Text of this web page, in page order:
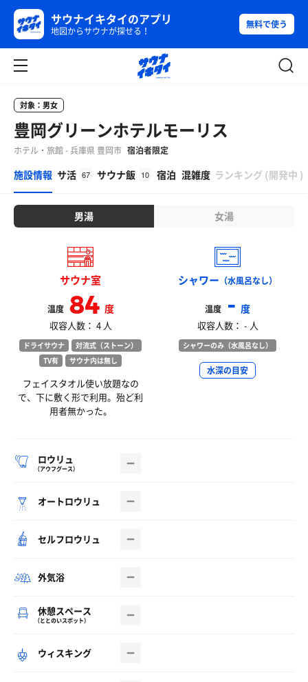
サウナイキタイのアプリ
地図からサウナが探せる！
無料で使う
対象：男女
豊岡グリーンホテルモーリス
ホテル・旅館 - 兵庫県 豊岡市 宿泊者限定
施設情報 サ活 67 サウナ飯 10 宿泊 混雑度 ランキング (開発中 )
男湯 女湯
サウナ室
温度84度
収容人数： 4 人
ドライサウナ
対流式（ストーン）
TV有
サウナ内は無し
フェイスタオル使い放題なの
で、下に敷く形で利用。殆ど利
用者無かった。
シャワー （水風呂なし）
温度 -度
収容人数： - 人
シャワーのみ（水風呂なし）
水深の目安
ロウリュ
（アウフグース）
オートロウリュ
セルフロウリュ
外気浴
休憩スペース
（ととのいスポット）
ウィスキング